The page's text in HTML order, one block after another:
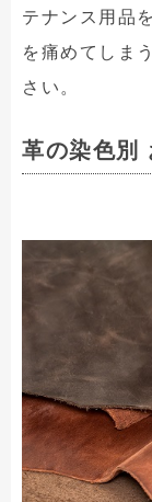
テナンス用品
を痛めてしま
さい。
革の染色別